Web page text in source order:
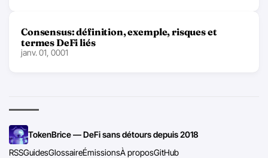
Consensus: définition, exemple, risques et
termes DeFi liés
janv. 01, 0001
TokenBrice — DeFi sans détours depuis 2018
RSSGuidesGlossaireÉmissionsÀ proposGitHub